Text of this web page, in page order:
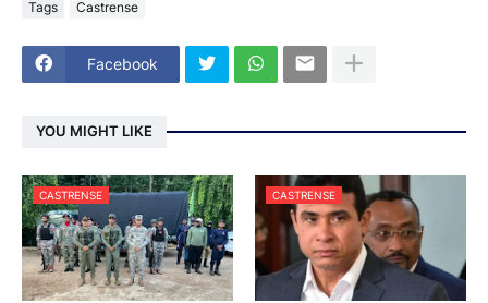
Tags Castrense
Facebook
YOU MIGHT LIKE
CASTRENSE CASTRENSE